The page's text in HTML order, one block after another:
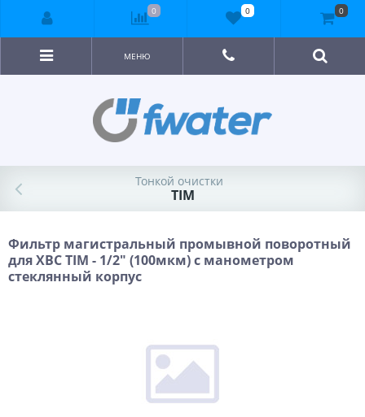
МЕНЮ
Тонкой очистки
TIM
Фильтр магистральный промывной поворотный
для ХВС TIM - 1/2" (100мкм) с манометром
стеклянный корпус
0 0 0